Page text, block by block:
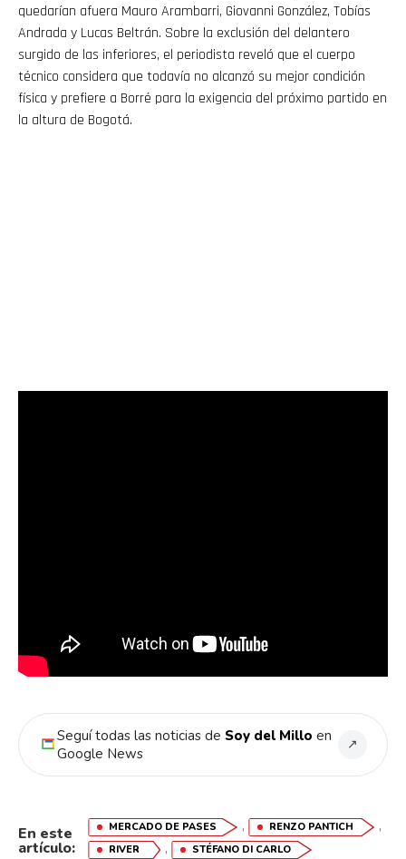
quedarían afuera Mauro Arambarri, Giovanni González, Tobías
Andrada y Lucas Beltrán. Sobre la exclusión del delantero
surgido de las inferiores, el periodista reveló que el cuerpo
técnico considera que todavía no alcanzó su mejor condición
física y prefiere a Borré para la exigencia del próximo partido en
la altura de Bogotá.
Seguí todas las noticias de Soy del Millo en
Google News
↗
En este
artículo:
MERCADO DE PASES , RENZO PANTICH ,
RIVER , STÉFANO DI CARLO